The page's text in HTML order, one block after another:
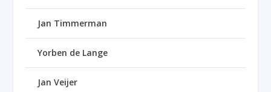
Jan Timmerman
Yorben de Lange
Jan Veijer